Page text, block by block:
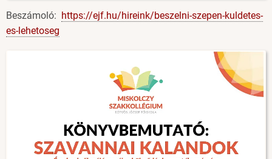
Beszámoló: https://ejf.hu/hireink/beszelni-szepen-kuldetes-
es-lehetoseg